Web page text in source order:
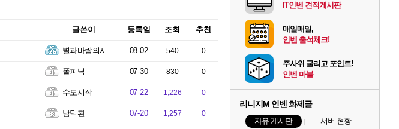
글쓴이 등록일 조회 추천
별과바람의시 08-02 540 0
폴피닉 07-30 830 0
수도시작 07-22 1,226 0
남덕환 07-20 1,257 0
IT인벤 견적게시판
매일매일,
인벤 출석체크!
주사위 굴리고 포인트!
인벤 마블
리니지M 인벤 화제글
자유 게시판 서버 현황